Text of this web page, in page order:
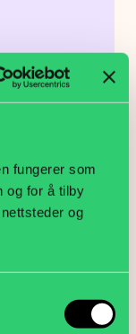
fungerer som
og for å tilby
og